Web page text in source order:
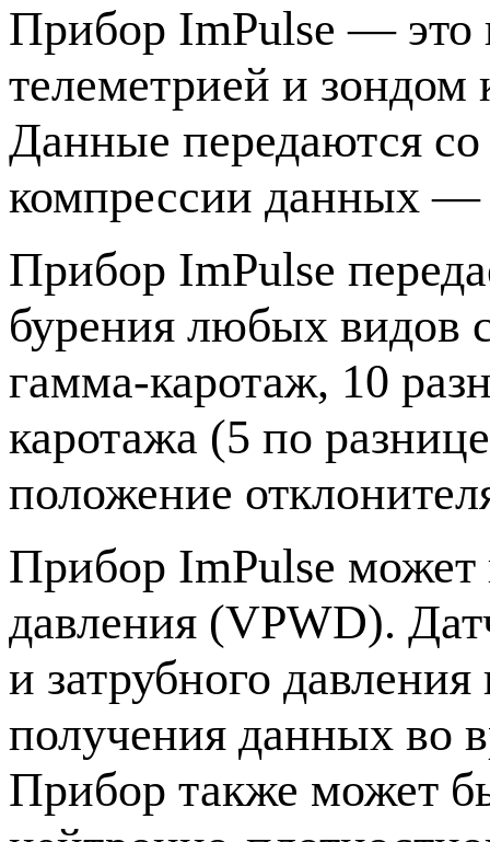
Прибор ImPulse — это
телеметрией и
Данные передаются
компрессии данных —
Прибор ImPulse
бурения любых видов
гамма-каротаж, 10
каротажа (5 по
положение
Прибор ImPulse может
давления (VPWD).
и затрубного
получения данных во
Прибор также может